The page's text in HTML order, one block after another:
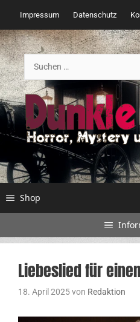
Inhalt
springen
Impressum Datenschutz
Suchen
nach:
Shop
Liebeslied für
18. April 2025von Redaktion